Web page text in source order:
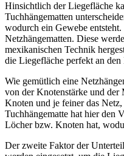
Hinsichtlich der Liegefläche
Tuchhängematten
wodurch ein Gewebe
Netzhängematten. Diese
mexikanischen Technik
die Liegefläche perfekt an
Wie gemütlich eine
von der Knotenstärke und der
Knoten und je feiner das
Tuchhängematte hat hier den
Löcher bzw. Knoten hat,
Der zweite Faktor der